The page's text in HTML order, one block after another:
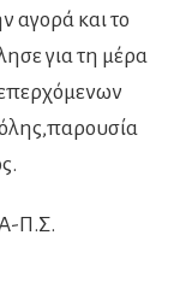
αγορά και το
για τη μέρα
Π.Σ.